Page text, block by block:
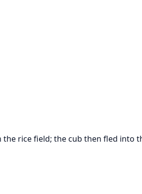
the rice field; the cub then fled into